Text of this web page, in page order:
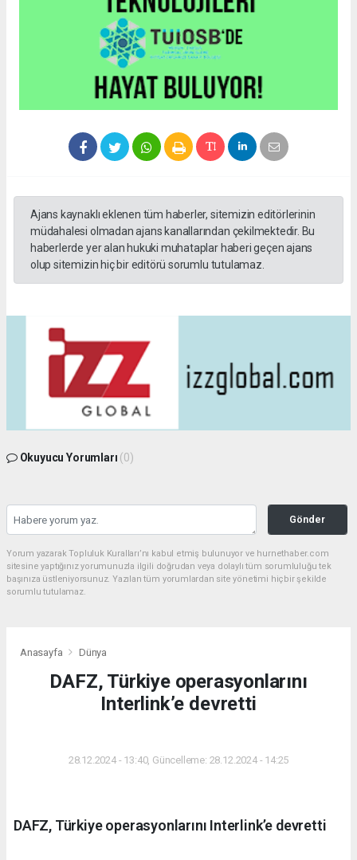
Ajans kaynaklı eklenen tüm haberler, sitemizin editörlerinin
müdahalesi olmadan ajans kanallarından çekilmektedir. Bu
haberlerde yer alan hukuki muhataplar haberi geçen ajans
olup sitemizin hiç bir editörü sorumlu tutulamaz.
Okuyucu Yorumları (0)
Gönder
Yorum yazarak Topluluk Kuralları’nı kabul etmiş bulunuyor ve hurnethaber.com
sitesine yaptığınız yorumunuzla ilgili doğrudan veya dolaylı tüm sorumluluğu tek
başınıza üstleniyorsunuz. Yazılan tüm yorumlardan site yönetimi hiçbir şekilde
sorumlu tutulamaz.
Anasayfa Dünya
DAFZ, Türkiye operasyonlarını
Interlink’e devretti
28.12.2024 - 13:40, Güncelleme: 28.12.2024 - 14:25
DAFZ, Türkiye operasyonlarını Interlink’e devretti